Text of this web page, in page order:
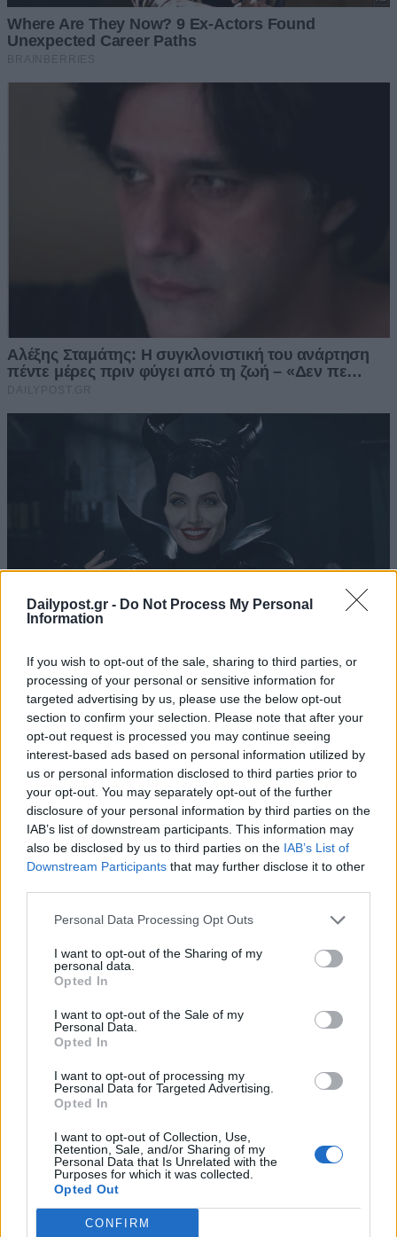
Dailypost.gr - Do Not Process My Personal
Information
If you wish to opt-out of the sale, sharing to third parties, or
processing of your personal or sensitive information for
targeted advertising by us, please use the below opt-out
section to confirm your selection. Please note that after your
opt-out request is processed you may continue seeing
interest-based ads based on personal information utilized by
us or personal information disclosed to third parties prior to
your opt-out. You may separately opt-out of the further
disclosure of your personal information by third parties on the
IAB’s list of downstream participants. This information may
also be disclosed by us to third parties on the IAB’s List of
Downstream Participants that may further disclose it to other
Personal Data Processing Opt Outs
I want to opt-out of the Sharing of my
personal data.
Opted In
I want to opt-out of the Sale of my
Personal Data.
Opted In
I want to opt-out of processing my
Personal Data for Targeted Advertising.
Opted In
I want to opt-out of Collection, Use,
Retention, Sale, and/or Sharing of my
Personal Data that Is Unrelated with the
Purposes for which it was collected.
Opted Out
CONFIRM